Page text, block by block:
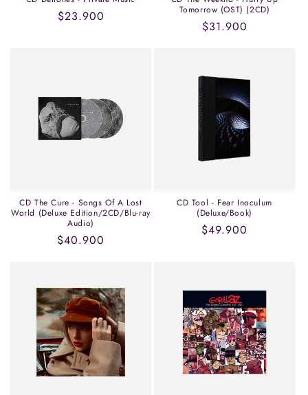
Precio
$23.900
Tomorrow (OST) (2CD)
Precio
$31.900
CD The Cure - Songs Of A Lost
World (Deluxe Edition/2CD/Blu-ray
Audio)
Precio
$40.900
CD Tool - Fear Inoculum
(Deluxe/Book)
Precio
$49.900